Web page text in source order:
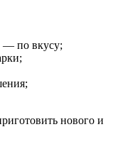
— по вкусу;